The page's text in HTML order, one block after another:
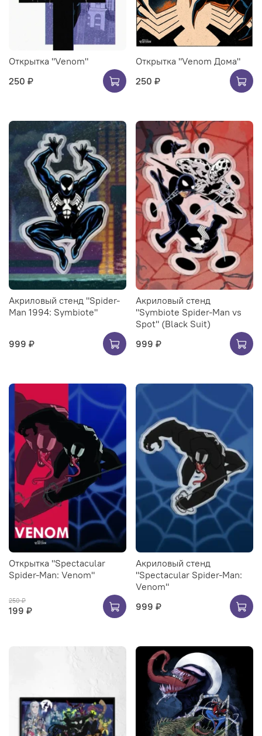
Открытка "Venom"
250 ₽
Открытка "Venom Дома"
250 ₽
Акриловый стенд "Spider-
Man 1994: Symbiote"
999 ₽
Акриловый стенд
"Symbiote Spider-Man vs
Spot" (Black Suit)
999 ₽
Открытка "Spectacular
Spider-Man: Venom"
250 ₽
199 ₽
Акриловый стенд
"Spectacular Spider-Man:
Venom"
999 ₽